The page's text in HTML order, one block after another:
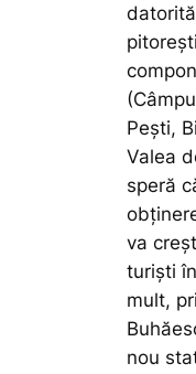
Pești,
Valea
speră
va
turiști
mult,
nou